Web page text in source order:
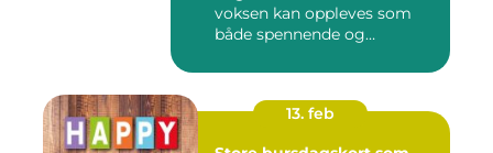
voksen kan oppleves som
både spennende og
13. feb